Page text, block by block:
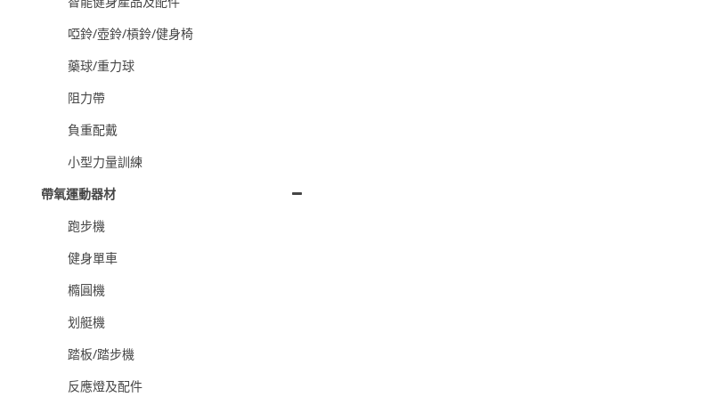
啞鈴/壺鈴/槓鈴/健身椅
藥球/重力球
阻力帶
負重配戴
小型力量訓練
帶氧運動器材
跑步機
健身單車
橢圓機
划艇機
踏板/踏步機
反應燈及配件